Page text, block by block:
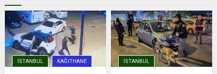
İSTANBUL KAĞITHANE İSTANBUL